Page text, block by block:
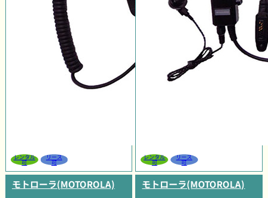
レンタル
可
リース
可
レンタル
可
リース
可
モトローラ(MOTOROLA) モトローラ(MOTOROLA)